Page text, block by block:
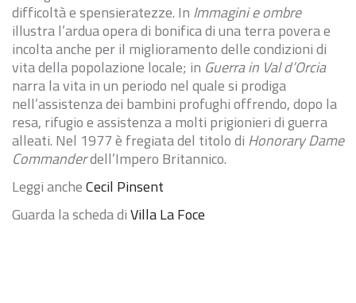
difficoltà e spensieratezze. In Immagini e ombre
illustra l’ardua opera di bonifica di una terra povera e
incolta anche per il miglioramento delle condizioni di
vita della popolazione locale; in Guerra in Val d’Orcia
narra la vita in un periodo nel quale si prodiga
nell’assistenza dei bambini profughi offrendo, dopo la
resa, rifugio e assistenza a molti prigionieri di guerra
alleati. Nel 1977 è fregiata del titolo di Honorary Dame
Commanderdell’Impero Britannico.
Leggi ancheCecil Pinsent
Guarda la scheda diVilla La Foce